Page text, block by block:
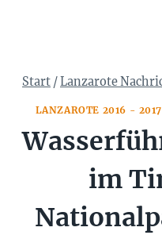
Start /Lanzarote
LANZAROTE 2016 - 2017
im